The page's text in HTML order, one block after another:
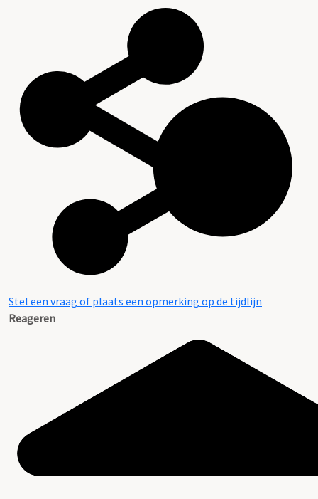
Stel een vraag of plaats een opmerking op de tijdlijn
Reageren